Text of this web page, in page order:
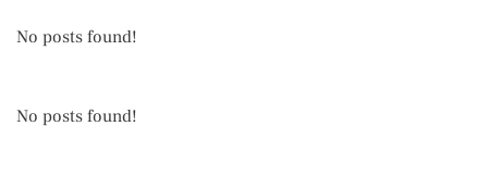
No posts found!
No posts found!